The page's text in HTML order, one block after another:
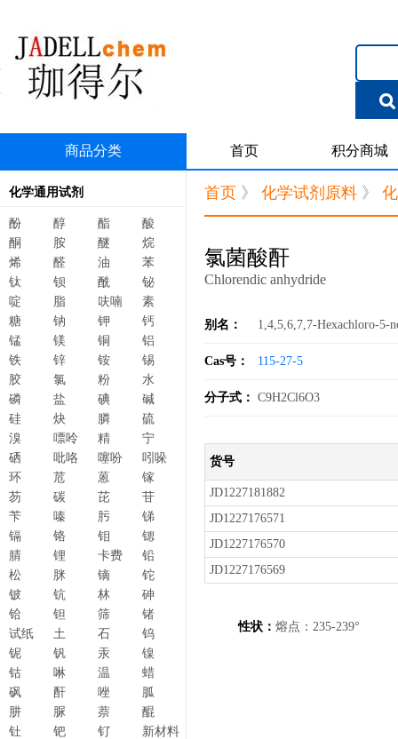
商品分类 首页 积分商城
化学通用试剂
酚 醇 酯
酸
酮
胺 醚
烷
烯
醛 油
苯
钛
钡 酰
铋
啶
脂 呋喃
素
糖
钠 钾
钙
锰
镁 铜
铝
铁
锌 铵
锡
胶
氯 粉
水
磷
盐 碘
碱
硅
炔 膦
硫
溴
嘌呤 精
宁
硒
吡咯 噻吩
吲哚
环
苊 蒽
镓
芴
碳 芘
苷
苄
嗪 肟
锑
镉
铬 钼
锶
腈
锂 卡费
铅
松
脒 镝
铊
铍
钪 林
砷
铪
钽 筛
锗
试纸
土 石
钨
铌
钒 汞
镍
钴
啉 温
蜡
砜
酐 唑
胍
肼
脲 萘
醌
钍
钯 钌
新材料
首页 》 化学试剂原料 》
氯菌酸酐
Chlorendic anhydride
别名： 1,4,5,6,7,7-Hexachloro-5-
Cas号： 115-27-5
分子式： C9H2Cl6O3
货号
JD1227181882
JD1227176571
JD1227176570
JD1227176569
性状： 熔点：235-239°